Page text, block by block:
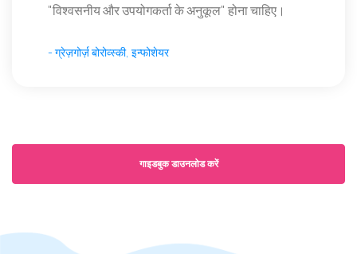
"विश्वसनीय और उपयोगकर्ता के अनुकूल" होना चाहिए।
- ग्रेज़गोर्ज़ बोरोव्स्की, इन्फोशेयर
गाइडबुक डाउनलोड करें